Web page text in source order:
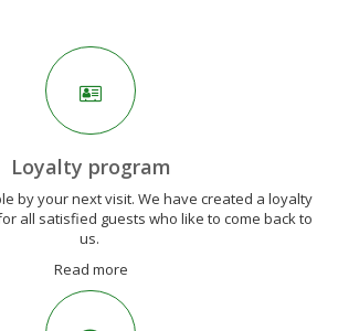
Loyalty program
by your next visit. We have created a loyalty
all satisfied guests who like to come back to
us.
Read more